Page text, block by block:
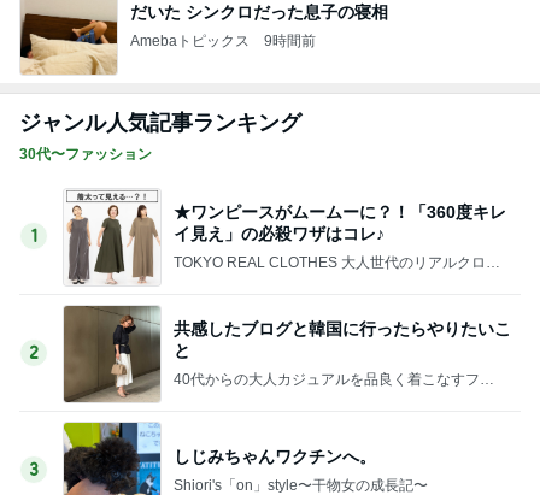
だいた シンクロだった息子の寝相
Amebaトピックス 9時間前
ジャンル人気記事ランキング
30代〜ファッション
1
★ワンピースがムームーに？！「360度キレ
イ見え」の必殺ワザはコレ♪
TOKYO REAL CLOTHES 大人世代のリアルクロー
2
共感したブログと韓国に行ったらやりたいこ
と
40代からの大人カジュアルを品良く着こなすファ
3
しじみちゃんワクチンへ。
Shiori's「on」style〜干物女の成長記〜